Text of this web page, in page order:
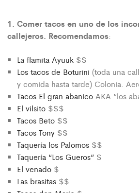
1. Comer tacos en uno de los
callejeros. Recomendamos:
La flamita Ayuuk $$
Los tacos de Boturini (toda una
y comida hasta tarde) Colonia.
Tacos El gran abanico AKA “los
El vilsito $$$
Tacos Beto $$
Tacos Tony $$
Taquería los Palomos $$
Taquería “Los Gueros” $
El venado $
Las brasitas $$